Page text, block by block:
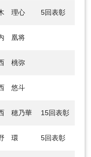
理心 5回表彰
凰将
桃弥
悠斗
穂乃華 15回表彰
環 5回表彰